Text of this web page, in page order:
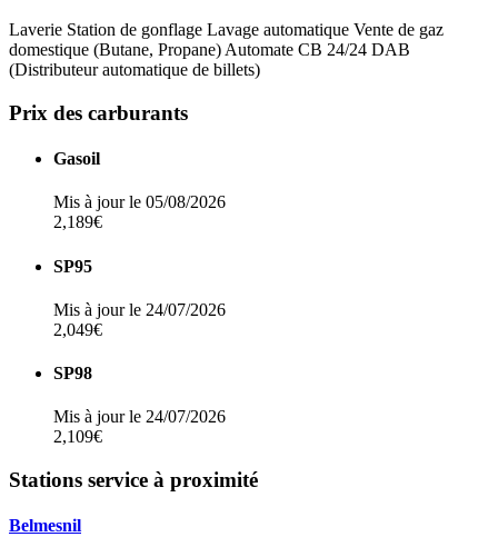
Laverie Station de gonflage Lavage automatique Vente de gaz
domestique (Butane, Propane) Automate CB 24/24 DAB
(Distributeur automatique de billets)
Prix des carburants
Gasoil
Mis à jour le 05/08/2026
2,189€
SP95
Mis à jour le 24/07/2026
2,049€
SP98
Mis à jour le 24/07/2026
2,109€
Stations service à proximité
Belmesnil